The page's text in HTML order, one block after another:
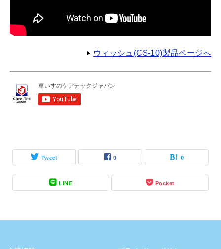
ウィッシュ(CS-10)製品ページへ
Tweet 0 0
LINE Pocket